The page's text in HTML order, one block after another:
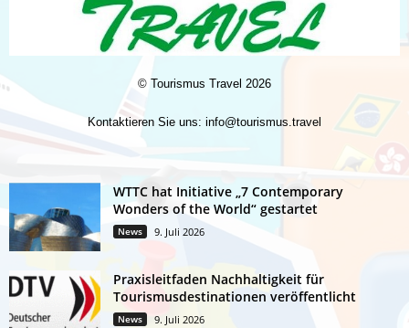
© Tourismus Travel 2026
Kontaktieren Sie uns: info@tourismus.travel
WTTC hat Initiative „7 Contemporary
Wonders of the World“ gestartet
News 9. Juli 2026
Praxisleitfaden Nachhaltigkeit für
Tourismusdestinationen veröffentlicht
News 9. Juli 2026